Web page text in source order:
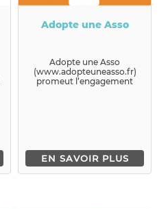
Adopte une Asso
Adopte une Asso
(www.adopteuneasso.fr)
promeut l’engagement
EN SAVOIR PLUS